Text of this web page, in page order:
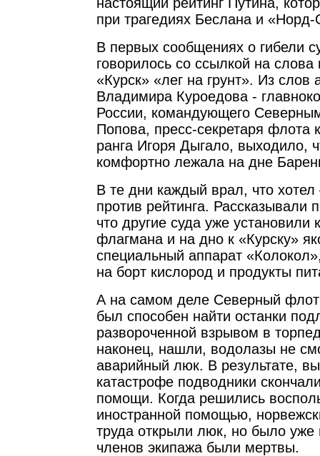
при трагедиях Беслана и «Норд-
В первых сообщениях о гибели
говорилось со ссылкой на слова
«Курск» «лег на грунт». Из слов
Владимира Куроедова -
России, командующего
Попова, пресс-секретаря флота
ранга Игоря Дыгало, выходило,
комфортно лежала на дне
В те дни каждый врал, что
против рейтинга. Рассказывали
что другие суда уже установили
флагмана и на дно к «Курску»
специальный аппарат
на борт кислород и продукты
А на самом деле Северный флот
был способен найти останки
развороченной взрывом в
наконец, нашли, водолазы не
аварийный люк. В результате,
катастрофе подводники
помощи. Когда решились
иностранной помощью,
труда открыли люк, но было уже
членов экипажа были мертвы.